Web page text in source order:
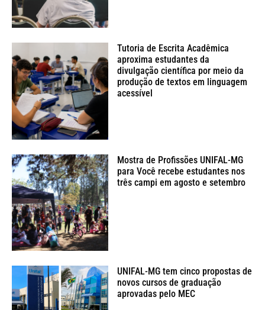
Tutoria de Escrita Acadêmica
aproxima estudantes da
divulgação científica por meio da
produção de textos em linguagem
acessível
Mostra de Profissões UNIFAL-MG
para Você recebe estudantes nos
três campi em agosto e setembro
UNIFAL-MG tem cinco propostas de
novos cursos de graduação
aprovadas pelo MEC